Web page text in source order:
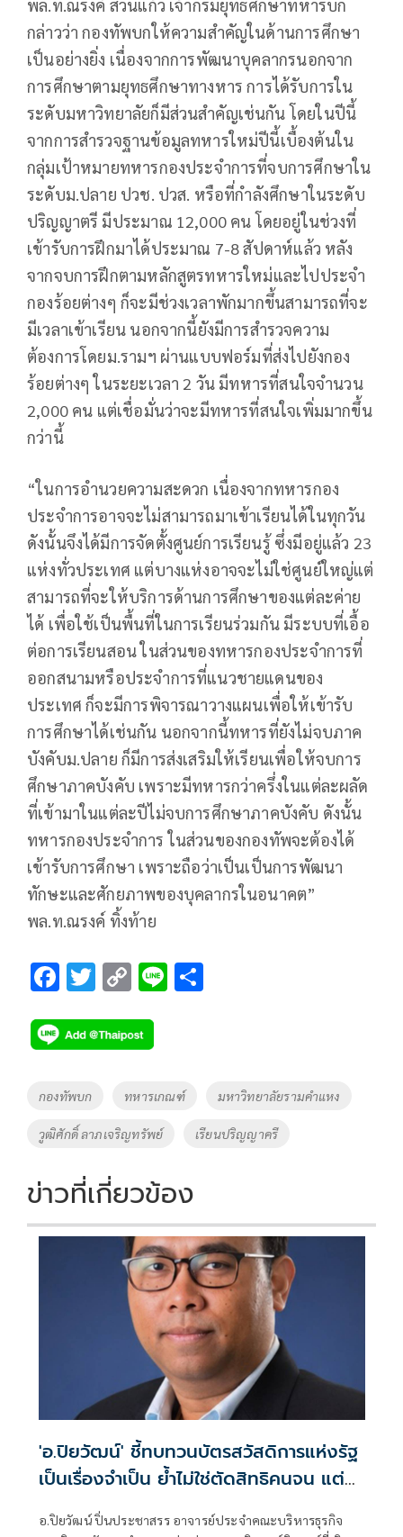
พล.ท.ณรงค์ สวนแก้ว เจ้ากรมยุทธศึกษาทหารบก
กล่าวว่า กองทัพบกให้ความสำคัญในด้านการศึกษา
เป็นอย่างยิ่ง เนื่องจากการพัฒนาบุคลากรนอกจาก
การศึกษาตามยุทธศึกษาทางหาร การได้รับการใน
ระดับมหาวิทยาลัยก็มีส่วนสำคัญเช่นกัน โดยในปีนี้
จากการสำรวจฐานข้อมูลทหารใหม่ปีนี้เบื้องต้นใน
กลุ่มเป้าหมายทหารกองประจำการที่จบการศึกษาใน
ระดับม.ปลาย ปวช. ปวส. หรือที่กำลังศึกษาในระดับ
ปริญญาตรี มีประมาณ 12,000 คน โดยอยู่ในช่วงที่
เข้ารับการฝึกมาได้ประมาณ 7-8 สัปดาห์แล้ว หลัง
จากจบการฝึกตามหลักสูตรทหารใหม่และไปประจำ
กองร้อยต่างๆ ก็จะมีช่วงเวลาพักมากขึ้นสามารถที่จะ
มีเวลาเข้าเรียน นอกจากนี้ยังมีการสำรวจความ
ต้องการโดยม.รามฯ ผ่านแบบฟอร์มที่ส่งไปยังกอง
ร้อยต่างๆ ในระยะเวลา 2 วัน มีทหารที่สนใจจำนวน
2,000 คน แต่เชื่อมั่นว่าจะมีทหารที่สนใจเพิ่มมากขึ้น
กว่านี้
“ในการอำนวยความสะดวก เนื่องจากทหารกอง
ประจำการอาจจะไม่สามารถมาเข้าเรียนได้ในทุกวัน
ดังนั้นจึงได้มีการจัดตั้งศูนย์การเรียนรู้ ซึ่งมีอยู่แล้ว 23
แห่งทั่วประเทศ แต่บางแห่งอาจจะไม่ใช่ศูนย์ใหญ่แต่
สามารถที่จะให้บริการด้านการศึกษาของแต่ละค่าย
ได้ เพื่อใช้เป็นพื้นที่ในการเรียนร่วมกัน มีระบบที่เอื้อ
ต่อการเรียนสอน ในส่วนของทหารกองประจำการที่
ออกสนามหรือประจำการที่แนวชายแดนของ
ประเทศ ก็จะมีการพิจารณาวางแผนเพื่อให้เข้ารับ
การศึกษาได้เช่นกัน นอกจากนี้ทหารที่ยังไม่จบภาค
บังคับม.ปลาย ก็มีการส่งเสริมให้เรียนเพื่อให้จบการ
ศึกษาภาคบังคับ เพราะมีทหารกว่าครึ่งในแต่ละผลัด
ที่เข้ามาในแต่ละปีไม่จบการศึกษาภาคบังคับ ดังนั้น
ทหารกองประจำการ ในส่วนของกองทัพจะต้องได้
เข้ารับการศึกษา เพราะถือว่าเป็นเป็นการพัฒนา
ทักษะและศักยภาพของบุคลากรในอนาคต”
พล.ท.ณรงค์ ทิ้งท้าย
F
e
b
o
o
k
T
tt
er
C
p
y
Li
n
k
Li
Tags
กองทัพบก ทหารเกณฑ์ มหาวิทยาลัยรามคำแหง
วูฒิศักดิ์ ลาภเจริญทรัพย์ เรียนปริญญาครี
ข่าวที่เกี่ยวข้อง
'อ.ปิยวัฒน์' ชี้ทบทวนบัตรสวัสดิการแห่งรัฐ
เป็นเรื่องจำเป็น ย้ำไม่ใช่ตัดสิทธิคนจน แต่
รักษาระบบการคลังประเทศในระยะยาว
อ.ปิยวัฒน์ ปิ่นประชาสรร อาจารย์ประจำคณะบริหารธุรกิจ